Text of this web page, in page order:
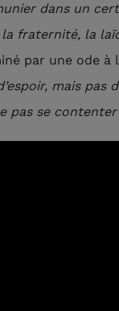
dans un
la fraternité, la
par une ode à
mais pas
pas se